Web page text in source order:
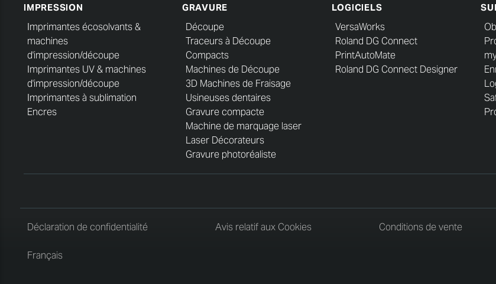
IMPRESSION
Imprimantes écosolvants &
machines
d'impression/découpe
Imprimantes UV & machines
d'impression/découpe
Imprimantes à sublimation
Encres
GRAVURE
Découpe
Traceurs à Découpe
Compacts
Machines de Découpe
3D Machines de Fraisage
Usineuses dentaires
Gravure compacte
Machine de marquage laser
Laser Décorateurs
Gravure photoréaliste
LOGICIELS
VersaWorks
Roland DG Connect
PrintAutoMate
Roland DG Connect Designer
Déclaration de confidentialité Avis relatif aux Cookies Conditions de vente
Français